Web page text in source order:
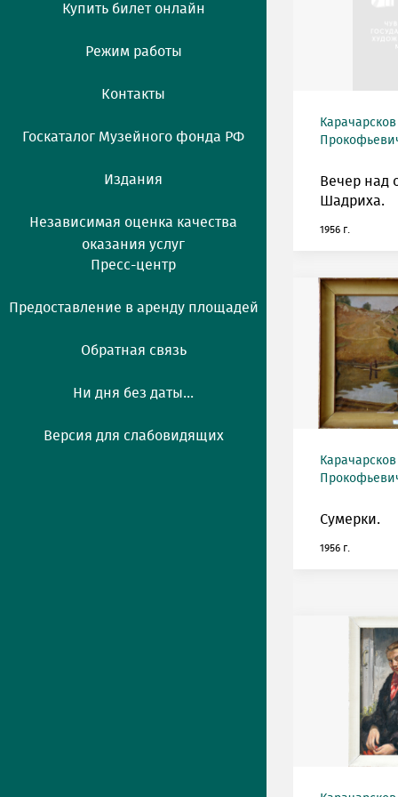
Купить билет онлайн
Режим работы
Контакты
Госкаталог Музейного фонда РФ
Издания
Независимая оценка качества
оказания услуг
Пресс-центр
Предоставление в аренду площадей
Обратная связь
Ни дня без даты...
Версия для слабовидящих
Вечер над
Шадриха.
1956 г.
Сумерки.
1956 г.